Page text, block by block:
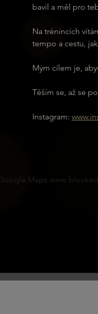
bavil a měl pro
Na trénincích
tempo a cestu,
Mým cílem je,
Těším se, až se
Instagram:
Maps were